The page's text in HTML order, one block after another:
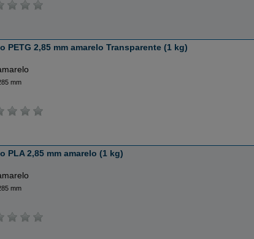
PETG 2,85 mm amarelo Transparente (1 kg)
mm
PLA 2,85 mm amarelo (1 kg)
mm